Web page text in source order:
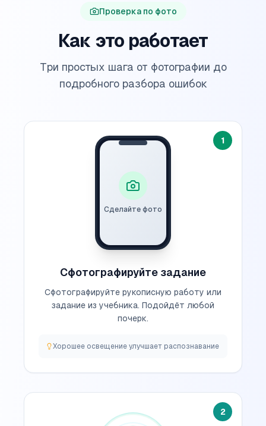
Проверка по фото
Как это работает
Три простых шага от фотографии до
подробного разбора ошибок
1
Сделайте фото
Сфотографируйте задание
Сфотографируйте рукописную работу или
задание из учебника. Подойдёт любой
почерк.
Хорошее освещение улучшает распознавание
2